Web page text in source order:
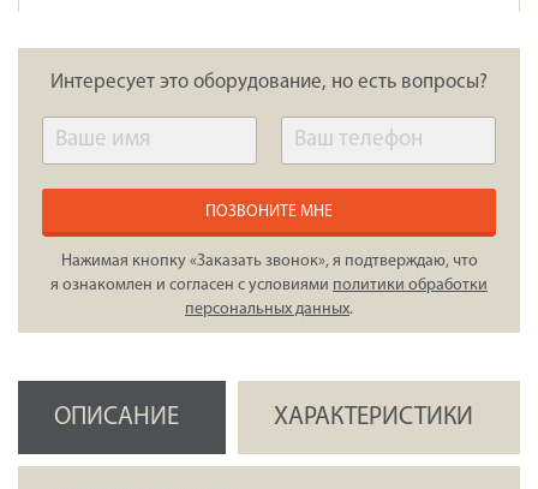
Интересует это оборудование, но есть вопросы?
ПОЗВОНИТЕ МНЕ
Нажимая кнопку «Заказать звонок», я подтверждаю, что
я ознакомлен и согласен с условиями политики обработки
персональных данных.
ОПИСАНИЕ ХАРАКТЕРИСТИКИ